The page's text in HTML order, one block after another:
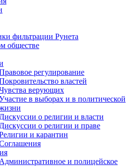
фильтрации Рунета
обществе
регулирование
властей
верующих
в выборах и в политической
Дискуссии о религии и власти
Дискуссии о религии и праве
и карантин
Административное и полицейское